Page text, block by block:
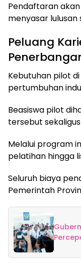
Pendaftaran
menyasar
Peluang
Kebutuhan pilot
pertumbuhan
Beasiswa pilot
tersebut
Melalui program
pelatihan hingga
Seluruh biaya
Pemerintah